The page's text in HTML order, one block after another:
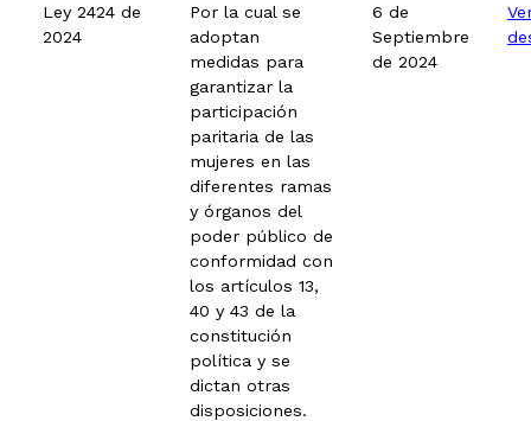
Ley 2424 de
2024
Por la cual se
adoptan
medidas para
garantizar la
participación
paritaria de las
mujeres en las
diferentes ramas
y órganos del
poder público de
conformidad con
los artículos 13,
40 y 43 de la
constitución
política y se
dictan otras
disposiciones.
6 de
Septiembre
de 2024